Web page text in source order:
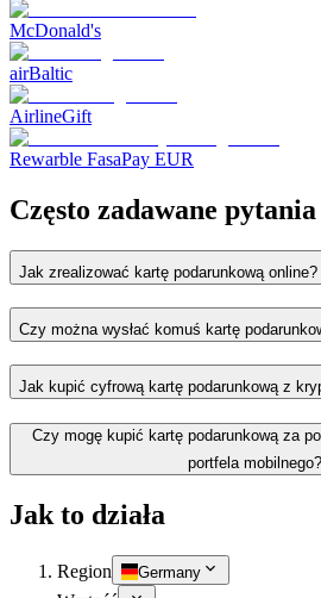
McDonald's
airBaltic
AirlineGift
Rewarble FasaPay EUR
Często zadawane pytania
Jak zrealizować kartę podarunkową online?
Czy można wysłać komuś kartę
Jak kupić cyfrową kartę podarunkową z
Czy mogę kupić kartę podarunkową za
portfela mobilnego?
Jak to działa
Region Germany